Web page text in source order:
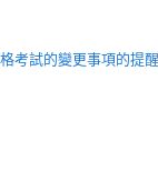
考試的變更事項的提醒